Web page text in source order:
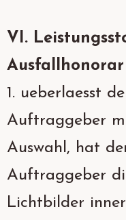
VI.
Ausfallhonorar
1. ueberlaesst
Auftraggeber
Auswahl, hat
Auftraggeber
Lichtbilder